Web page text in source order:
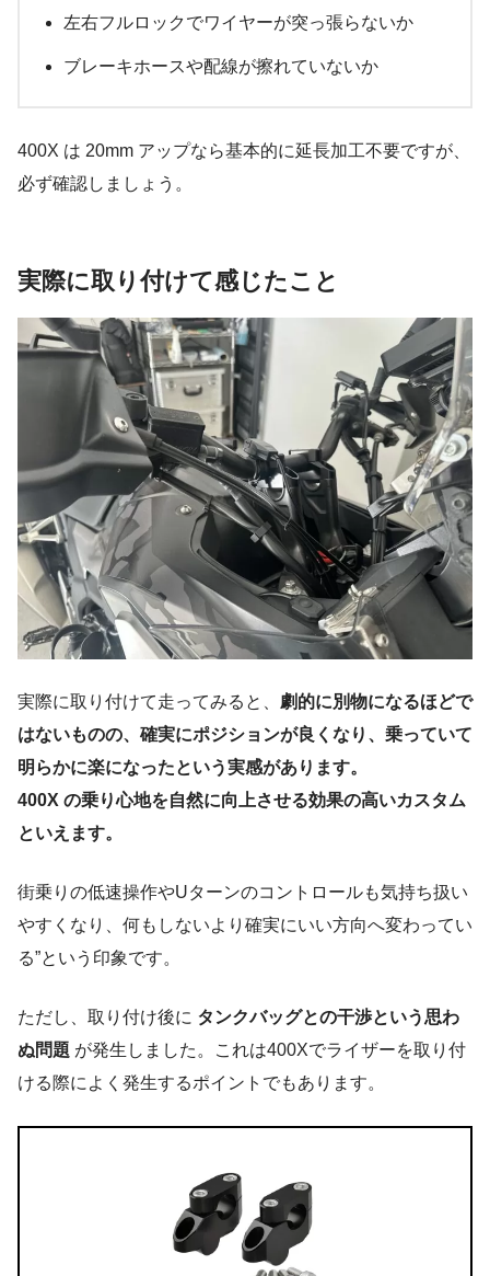
左右フルロックでワイヤーが突っ張らないか
ブレーキホースや配線が擦れていないか
400X は 20mm アップなら基本的に延長加工不要ですが、
必ず確認しましょう。
実際に取り付けて感じたこと
実際に取り付けて走ってみると、 劇的に別物になるほどで
はないものの、確実にポジションが良くなり、乗っていて
明らかに楽になったという実感があります。
400X の乗り心地を自然に向上させる効果の高いカスタム
といえます。
街乗りの低速操作やUターンのコントロールも気持ち扱い
やすくなり、何もしないより確実にいい方向へ変わってい
る”という印象です。
ただし、取り付け後に タンクバッグとの干渉という思わ
ぬ問題 が発生しました。これは400Xでライザーを取り付
ける際によく発生するポイントでもあります。